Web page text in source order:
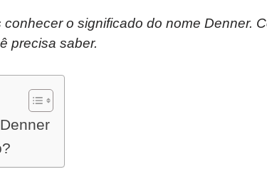
o significado do nome Denner.
precisa saber.